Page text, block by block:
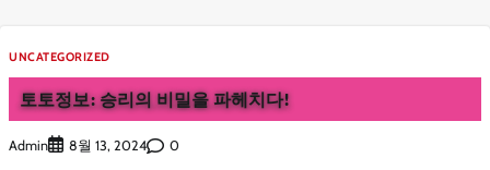
UNCATEGORIZED
토토정보: 승리의 비밀을 파헤치다!
Admin 8월 13, 2024 0